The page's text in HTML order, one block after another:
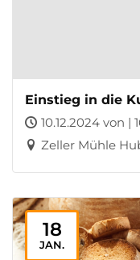
Einstieg in die
10.12.2024 von |
Zeller Mühle
18
JAN.